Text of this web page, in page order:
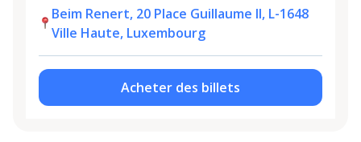
Beim Renert, 20 Place Guillaume II, L-1648
Ville Haute, Luxembourg
Acheter des billets